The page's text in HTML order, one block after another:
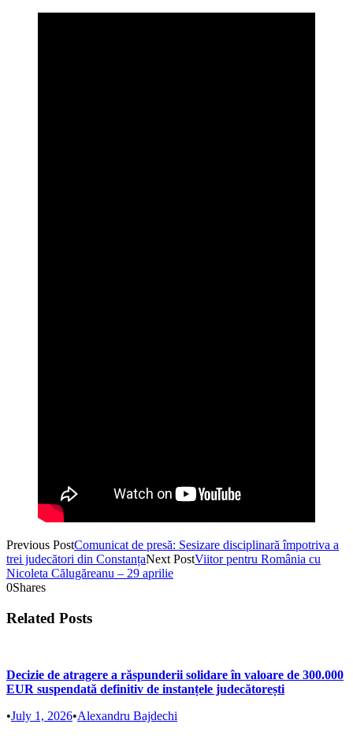
Previous PostComunicat de presă: Sesizare disciplinară împotriva a
trei judecători din ConstanțaNext PostViitor pentru România cu
Nicoleta Călugăreanu – 29 aprilie
0Shares
Related Posts
Decizie de atragere a răspunderii solidare în valoare de 300.000
EUR suspendată definitiv de instanțele judecătorești
•July 1, 2026•Alexandru Bajdechi